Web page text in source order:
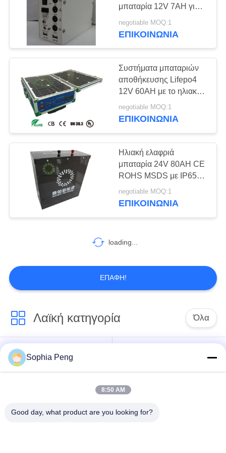
SITEMAP
ΠΟΛΙΤΙΚΉ
ΑΠΟΡΡΉΤΟΥ
Ηλεκτρικές
μπαταρίες
οχημάτων
Ηλεκτρική μπαταρία
φορτηγών
37
Υπηρεσία
ανταλλαγής
μπαταριών
Μπαταρία ESS
25
μπαταρία 12V 7AH για
το σύστημα εγχώριου
φωτισμού
negotiable MOQ:1
ΕΠΙΚΟΙΝΩΝΊΑ
Συστήματα μπαταριών
αποθήκευσης Lifepo4
12V 60AH με το ηλιακό
πλαίσιο για το φορητό
UPS
negotiable MOQ:1
ΕΠΙΚΟΙΝΩΝΊΑ
Ηλιακή ελαφριά
μπαταρία 24V 80AH CE
ROHS MSDS με IP65
για το φωτεινό
σηματοδότη
negotiable MOQ:1
ΕΠΙΚΟΙΝΩΝΊΑ
loading...
ΕΠΑΦΉ!
Λαϊκή κατηγορία Όλα
Ηλεκτρική μπαταρία
μοτοσικλετών
αποθήκευσης
αποθήκευσης
Μπαταρία NMC
Sophia Peng
8:50 AM
Good day, what product are you looking for?